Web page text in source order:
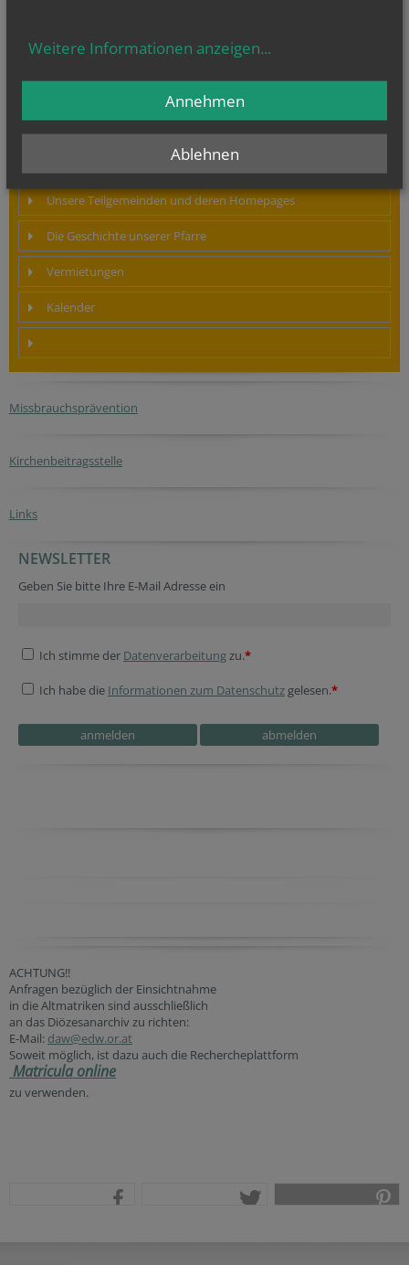
Bürozeiten und Kontakte
Gottesdienste und Termine
Unsere Teilgemeinden und deren Homepages
Die Geschichte unserer Pfarre
Vermietungen
Kalender
Missbrauchsprävention
Kirchenbeitragsstelle
Links
NEWSLETTER
Geben Sie bitte Ihre E-Mail Adresse ein
Ich stimme der Datenverarbeitungzu.*
Ich habe die Informationen zum Datenschutz gelesen.*
ACHTUNG!!
Anfragen bezüglich der Einsichtnahme
in die Altmatriken sind ausschließlich
an das Diözesanarchiv zu richten:
E-Mail: daw@edw.or.at
Soweit möglich, ist dazu auch die Rechercheplattform
Matricula online
zu verwenden.
Weitere Informationen anzeigen...
Ablehnen
Annehmen